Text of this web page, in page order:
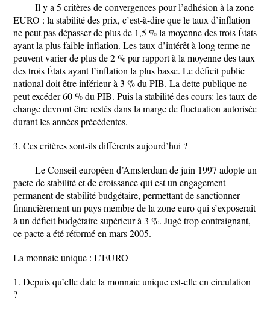
Il y a 5 critères de convergences pour l’adhésion à la zone
EURO : la stabilité des prix, c’est-à-dire que le taux d’inflation
ne peut pas dépasser de plus de 1,5 % la moyenne des trois États
ayant la plus faible inflation. Les taux d’intérêt à long terme ne
peuvent varier de plus de 2 % par rapport à la moyenne des taux
des trois États ayant l’inflation la plus basse. Le déficit public
national doit être inférieur à 3 % du PIB. La dette publique ne
peut excéder 60 % du PIB. Puis la stabilité des cours: les taux de
change devront être restés dans la marge de fluctuation autorisée
durant les années précédentes.
3. Ces critères sont-ils différents aujourd’hui ?
Le Conseil européen d’Amsterdam de juin 1997 adopte un
pacte de stabilité et de croissance qui est un engagement
permanent de stabilité budgétaire, permettant de sanctionner
financièrement un pays membre de la zone euro qui s’exposerait
à un déficit budgétaire supérieur à 3 %. Jugé trop contraignant,
ce pacte a été réformé en mars 2005.
La monnaie unique : L’EURO
1. Depuis qu’elle date la monnaie unique est-elle en circulation
?